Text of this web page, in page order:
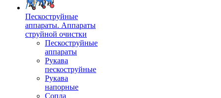
Пескоструйные
аппараты. Аппараты
струйной очистки
Пескоструйные
аппараты
Рукава
пескоструйные
Рукава
напорные
Сопла